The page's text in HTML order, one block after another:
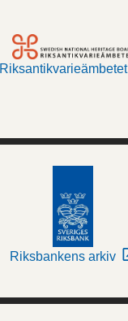
Riksantikvarieämbetet
Riksbankens arkiv